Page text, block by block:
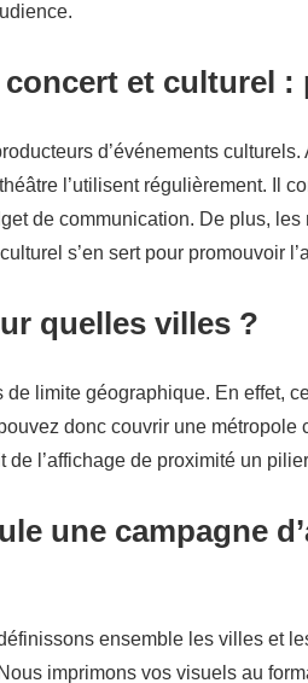
et culturel :
d’événements
l’utilisent régulièrement. Il
de communication. De plus,
s’en sert pour promouvoir
quelles villes ?
de limite géographique. En effet,
donc couvrir une métropole
l’affichage de proximité un
une campagne
ensemble les villes et
Nous imprimons vos visuels au